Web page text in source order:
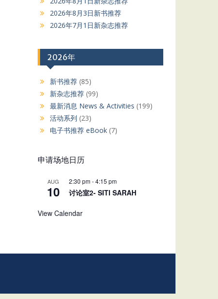
2026年8月3日新书推荐
2026年7月1日新杂志推荐
2026年
新书推荐(85)
新杂志推荐(99)
最新消息 News & Activities (199)
活动系列 (23)
电子书推荐 eBook(7)
申请场地日历
AUG
10
2:30 pm-4:15 pm
讨论室2- SITI SARAH
View Calendar